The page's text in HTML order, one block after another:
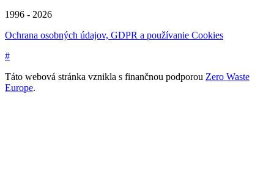
1996 - 2026
Ochrana osobných údajov, GDPR a používanie Cookies
#
Táto webová stránka vznikla s finančnou podporou Zero Waste
Europe.